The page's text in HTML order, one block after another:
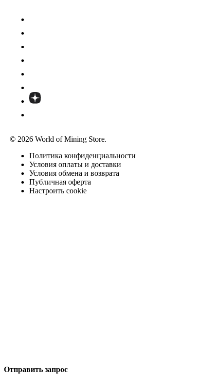
© 2026 World of Mining Store.
Политика конфиденциальности
Условия оплаты и доставки
Условия обмена и возврата
Публичная оферта
Настроить cookie
Отправить запрос